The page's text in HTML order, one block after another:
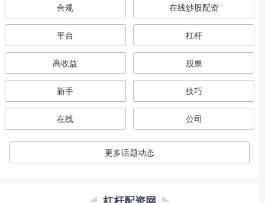
合规 在线炒股配资
平台 杠杆
高收益 股票
新手 技巧
在线 公司
更多话题动态